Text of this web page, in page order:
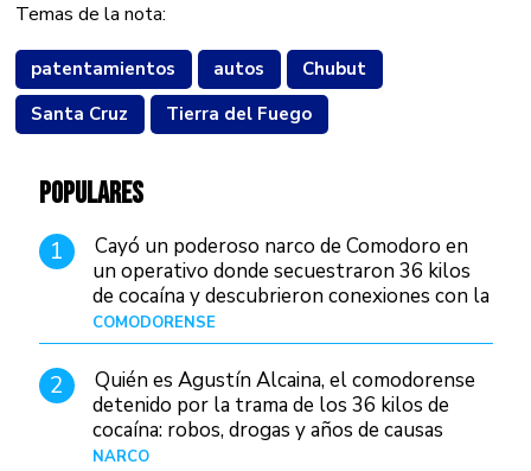
Temas de la nota:
patentamientos autos
Chubut
Santa Cruz
Tierra del Fuego
POPULARES
1
Cayó un poderoso narco de Comodoro en
un operativo donde secuestraron 36 kilos
de cocaína y descubrieron conexiones con la
Patagonia
COMODORENSE
2
Quién es Agustín Alcaina, el comodorense
detenido por la trama de los 36 kilos de
cocaína: robos, drogas y años de causas
judiciales
NARCO